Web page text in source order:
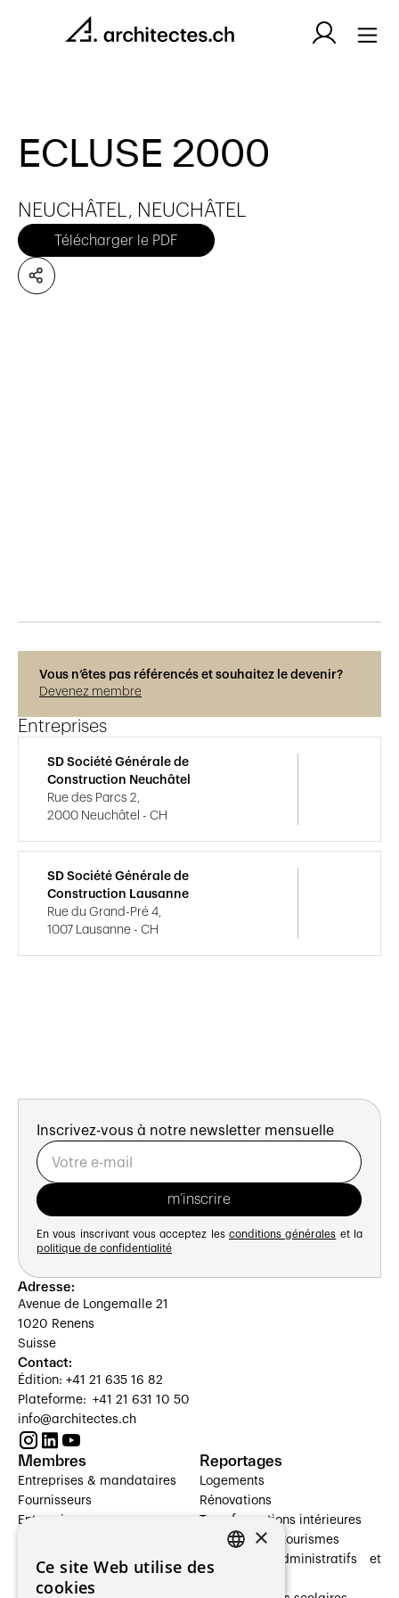
ECLUSE 2000
NEUCHÂTEL, NEUCHÂTEL
Télécharger le PDF
Vous n’êtes pas référencés et souhaitez le devenir?
Devenez membre
Entreprises
SD Société Générale de
Construction Neuchâtel
Rue des Parcs 2,
2000 Neuchâtel - CH
SD Société Générale de
Construction Lausanne
Rue du Grand-Pré 4,
1007 Lausanne - CH
Inscrivez-vous à notre newsletter mensuelle
En vous inscrivant vous acceptez les conditions générales et la
politique de confidentialité
Adresse:
Avenue de Longemalle 21
1020 Renens
Suisse
Contact:
Édition: +41 21 635 16 82
Plateforme: +41 21 631 10 50
info@architectes.ch
Membres
Entreprises & mandataires
Fournisseurs
Entreprises
Architectes paysagistes
Architectes d'intérieur
Reportages
Logements
Rénovations
Transformations intérieures
Hôtelleries et tourismes
Bâtiments administratifs et
×
Ce site Web utilise des
cookies